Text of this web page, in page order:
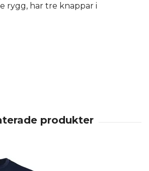
rygg, har tre knappar i